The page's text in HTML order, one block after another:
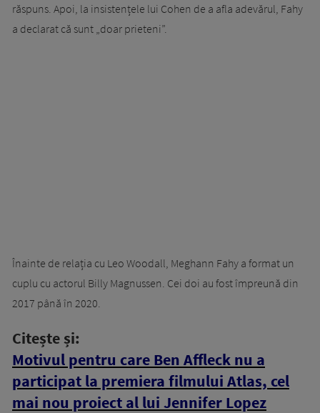
răspuns. Apoi, la insistențele lui Cohen de a afla adevărul, Fahy
a declarat că sunt „doar prieteni”.
Înainte de relația cu Leo Woodall, Meghann Fahy a format un
cuplu cu actorul Billy Magnussen. Cei doi au fost împreună din
2017 până în 2020.
Citește și:
Motivul pentru care Ben Affleck nu a
participat la premiera filmului Atlas, cel
mai nou proiect al lui Jennifer Lopez